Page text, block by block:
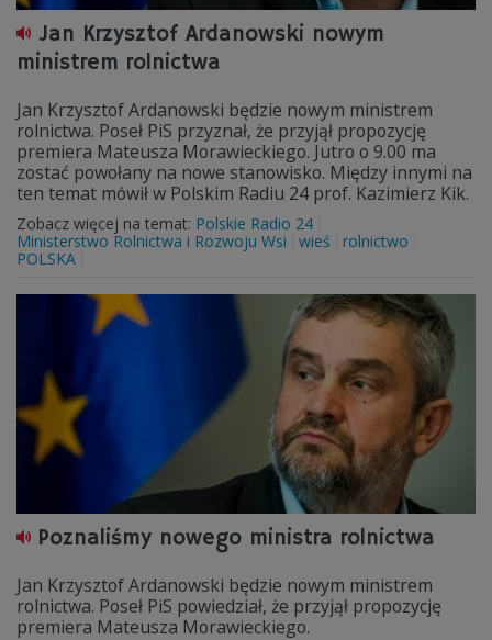
Jan Krzysztof Ardanowski nowym
ministrem rolnictwa
Jan Krzysztof Ardanowski będzie nowym ministrem
rolnictwa. Poseł PiS przyznał, że przyjął propozycję
premiera Mateusza Morawieckiego. Jutro o 9.00 ma
zostać powołany na nowe stanowisko. Między innymi na
ten temat mówił w Polskim Radiu 24 prof. Kazimierz Kik.
Zobacz więcej na temat: Polskie Radio 24
Ministerstwo Rolnictwa i Rozwoju Wsi
wieś
rolnictwo
POLSKA
Poznaliśmy nowego ministra rolnictwa
Jan Krzysztof Ardanowski będzie nowym ministrem
rolnictwa. Poseł PiS powiedział, że przyjął propozycję
premiera Mateusza Morawieckiego.